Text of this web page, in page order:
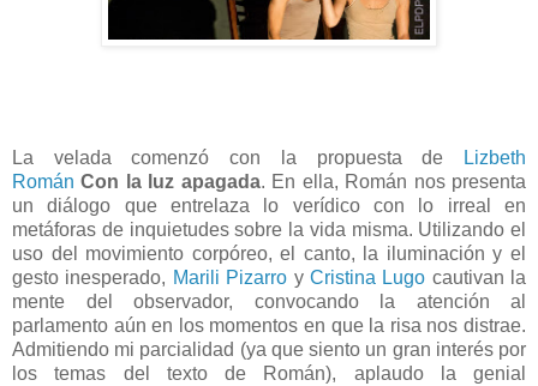
La velada comenzó con la propuesta de
Lizbeth
Román Con la luz apagada. En ella, Román nos presenta
un diálogo que entrelaza lo verídico con lo irreal en
metáforas de inquietudes sobre la vida misma. Utilizando el
uso del movimiento corpóreo, el canto, la iluminación y el
gesto inesperado, Marili Pizarro y Cristina Lugo cautivan la
mente del observador, convocando la atención al
parlamento aún en los momentos en que la risa nos distrae.
Admitiendo mi parcialidad (ya que siento un gran interés por
los temas del texto de Román), aplaudo la genial